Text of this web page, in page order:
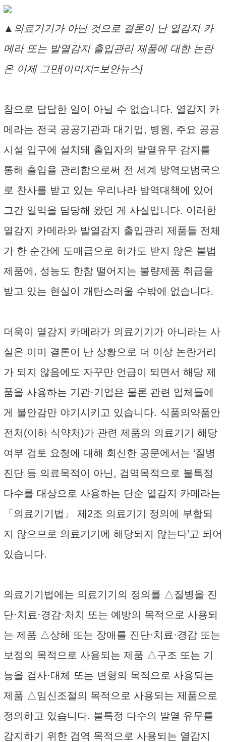
▲의료기기가 아닌 것으로 결론이 난 열감지 카
메라 또는 발열감지 출입관리 제품에 대한 논란
은 이제 그만[이미지=보안뉴스]
참으로 답답한 일이 아닐 수 없습니다. 열감지 카
메라는 전국 공공기관과 대기업, 병원, 주요 공공
시설 입구에 설치돼 출입자의 발열유무 감지를
통해 출입을 관리함으로써 전 세계 방역모범국으
로 찬사를 받고 있는 우리나라 방역대책에 있어
그간 일익을 담당해 왔던 게 사실입니다. 이러한
열감지 카메라와 발열감지 출입관리 제품들 전체
가 한 순간에 도매급으로 허가도 받지 않은 불법
제품에, 성능도 한참 떨어지는 불량제품 취급을
받고 있는 현실이 개탄스러울 수밖에 없습니다.
더욱이 열감지 카메라가 의료기기가 아니라는 사
실은 이미 결론이 난 상황으로 더 이상 논란거리
가 되지 않음에도 자꾸만 언급이 되면서 해당 제
품을 사용하는 기관·기업은 물론 관련 업체들에
게 불안감만 야기시키고 있습니다. 식품의약품안
전처(이하 식약처)가 관련 제품의 의료기기 해당
여부 검토 요청에 대해 회신한 공문에서는 ‘질병
진단 등 의료목적이 아닌, 검역목적으로 불특정
다수를 대상으로 사용하는 단순 열감지 카메라는
「의료기기법」 제2조 의료기기 정의에 부합되
지 않으므로 의료기기에 해당되지 않는다’고 되어
있습니다.
의료기기법에는 의료기기의 정의를 △질병을 진
단·치료·경감·처치 또는 예방의 목적으로 사용되
는 제품 △상해 또는 장애를 진단·치료·경감 또는
보정의 목적으로 사용되는 제품 △구조 또는 기
능을 검사·대체 또는 변형의 목적으로 사용되는
제품 △임신조절의 목적으로 사용되는 제품으로
정의하고 있습니다. 불특정 다수의 발열 유무를
감지하기 위한 검역 목적으로 사용되는 열감지